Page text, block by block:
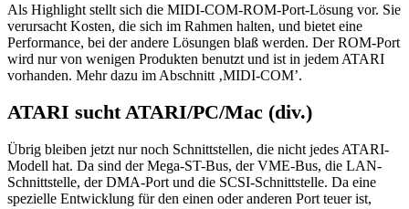
Als Highlight stellt sich die MIDI-COM-ROM-Port-Lösung vor. Sie
verursacht Kosten, die sich im Rahmen halten, und bietet eine
Performance, bei der andere Lösungen blaß werden. Der ROM-Port
wird nur von wenigen Produkten benutzt und ist in jedem ATARI
vorhanden. Mehr dazu im Abschnitt ‚MIDI-COM’.
ATARI sucht ATARI/PC/Mac (div.)
Übrig bleiben jetzt nur noch Schnittstellen, die nicht jedes ATARI-
Modell hat. Da sind der Mega-ST-Bus, der VME-Bus, die LAN-
Schnittstelle, der DMA-Port und die SCSI-Schnittstelle. Da eine
spezielle Entwicklung für den einen oder anderen Port teuer ist,